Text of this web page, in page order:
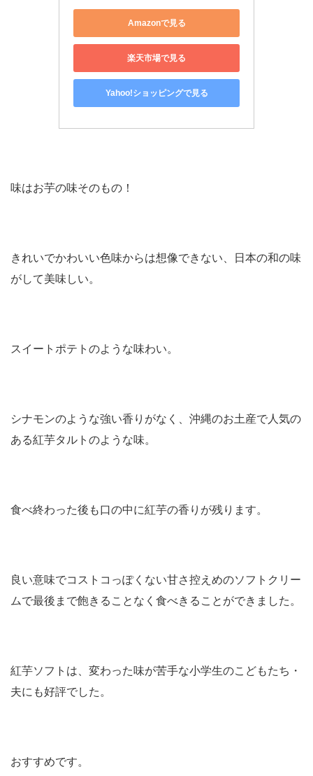
Amazonで見る
楽天市場で見る
Yahoo!ショッピングで見る
味はお芋の味そのもの！
きれいでかわいい色味からは想像できない、日本の和の味
がして美味しい。
スイートポテトのような味わい。
シナモンのような強い香りがなく、沖縄のお土産で人気の
ある紅芋タルトのような味。
食べ終わった後も口の中に紅芋の香りが残ります。
良い意味でコストコっぽくない甘さ控えめのソフトクリー
ムで最後まで飽きることなく食べきることができました。
紅芋ソフトは、変わった味が苦手な小学生のこどもたち・
夫にも好評でした。
おすすめです。